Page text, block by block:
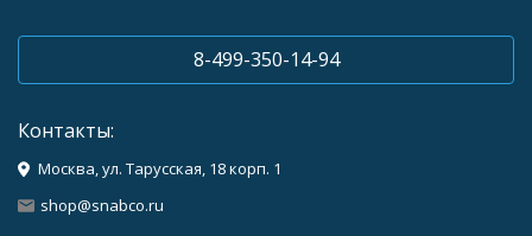
8-499-350-14-94
Контакты:
Москва, ул. Тарусская, 18 корп. 1
shop@snabco.ru